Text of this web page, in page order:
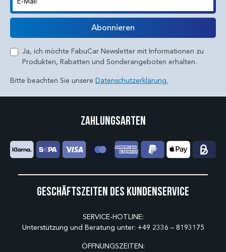
E-Mail
Abonnieren
Ja, ich möchte FabuCar Newsletter mit Informationen zu
Produkten, Rabatten und Sonderangeboten erhalten.
Bitte beachten Sie unsere Datenschutzerklärung.
Geschäftszeiten des Kundenservice
SERVICE-HOTLINE:
Unterstützung und Beratung unter: +49 2336 – 8193175
ÖFFNUNGSZEITEN:
Zahlungsarten